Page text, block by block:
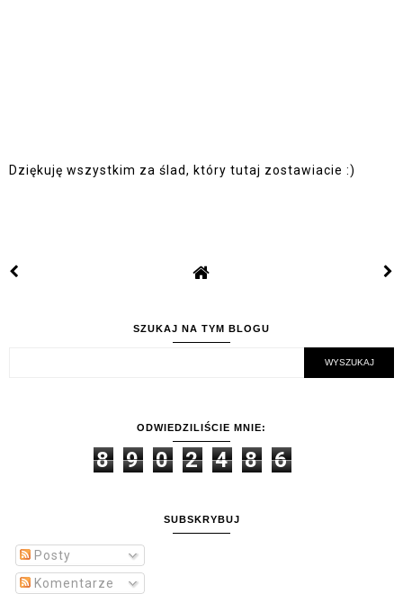
Dziękuję wszystkim za ślad, który tutaj zostawiacie :)
SZUKAJ NA TYM BLOGU
ODWIEDZILIŚCIE MNIE:
8 9 0 2 4 8 6
SUBSKRYBUJ
Posty
Komentarze